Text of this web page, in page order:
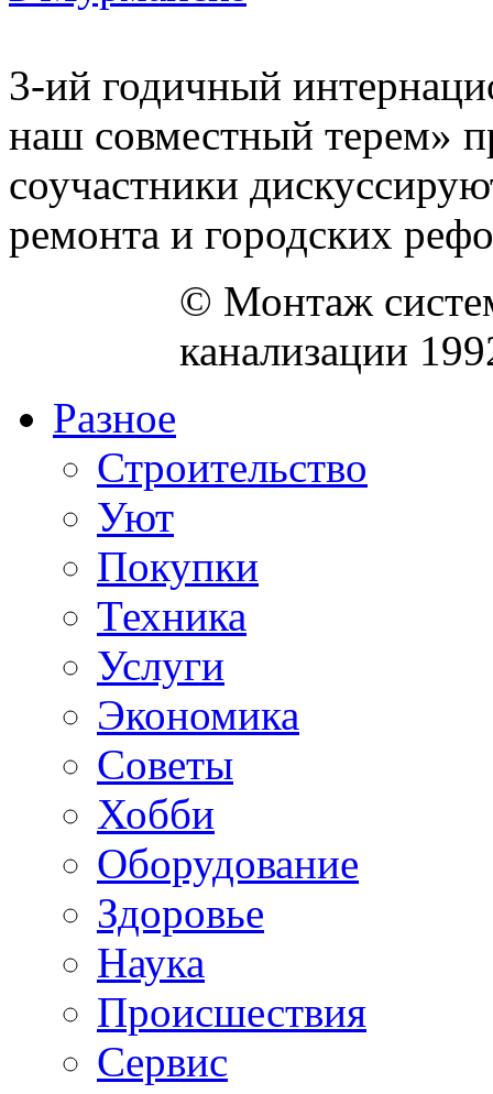
3-ий годичный
наш совместный терем»
соучастники
ремонта и городских
© Монтаж
канализации
Разное
Строительство
Уют
Покупки
Техника
Услуги
Экономика
Советы
Хобби
Oборудование
Здоровье
Наука
Происшествия
Сервис